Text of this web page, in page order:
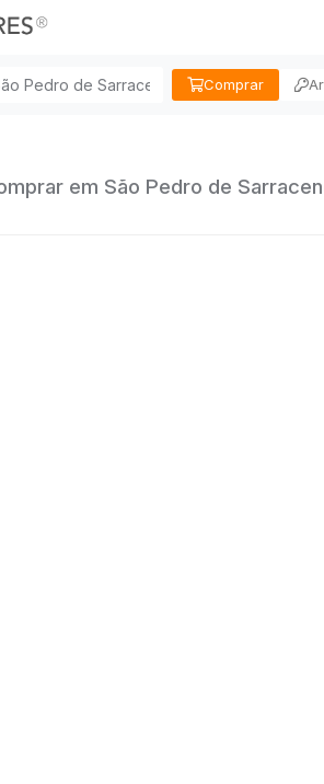
Comprar
em São Pedro de